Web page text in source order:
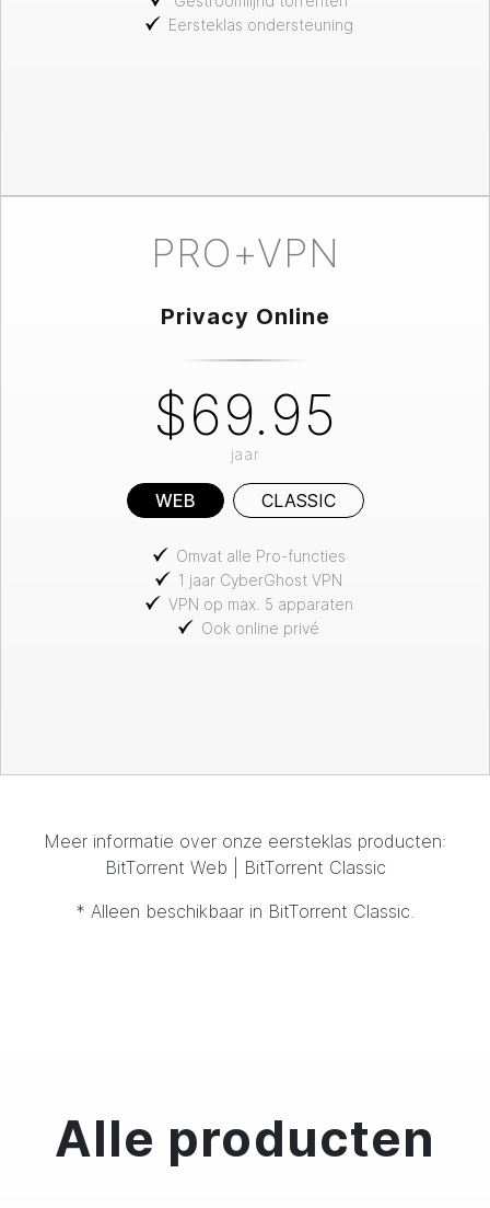
PRO+VPN
Privacy Online
$69.95
jaar
WEB CLASSIC
Omvat alle Pro-functies
1 jaar CyberGhost VPN
VPN op max. 5 apparaten
Ook online privé
Eersteklas ondersteuning
Meer informatie over onze eersteklas producten:
BitTorrent Web BitTorrent Classic
* Alleen beschikbaar in BitTorrent Classic.
Alle producten